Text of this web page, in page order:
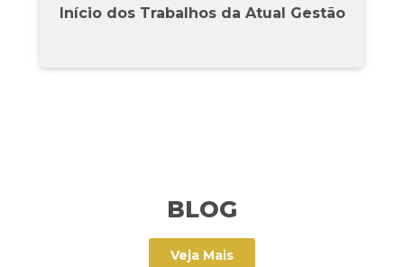
Início dos Trabalhos da Atual Gestão
BLOG
Veja Mais